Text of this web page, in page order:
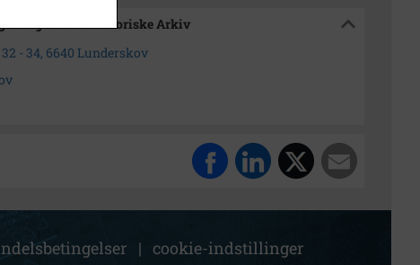
Omegns Lokalhistoriske Arkiv
- 34, 6640 Lunderskov
| cookie-indstillinger